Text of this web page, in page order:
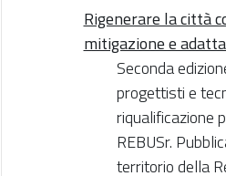
Rigenerare la città
mitigazione e
Seconda
progettisti e
riqualificazione
REBUSr.
territorio della